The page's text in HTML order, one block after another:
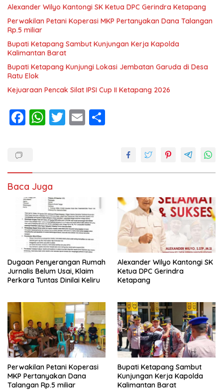
Alexander Wilyo Kantongi SK Ketua DPC Gerindra Ketapang
Perwakilan Petani Koperasi MKP Pertanyakan Dana Talangan
Rp.5 miliar
Bupati Ketapang Sambut Kunjungan Kerja Kapolda
Kalimantan Barat
Bupati Ketapang Kunjungi Lokasi Jembatan Garuda di Desa
Ratu Elok
Kejuaraan Pencak Silat IPSI Cup II Ketapang 2026
F
o
o
k
W
A
p
p
T E
Baca Juga
Dugaan Penyerangan Rumah
Jurnalis Belum Usai, Klaim
Perkara Tuntas Dinilai Keliru
Alexander Wilyo Kantongi SK
Ketua DPC Gerindra
Ketapang
Perwakilan Petani Koperasi
MKP Pertanyakan Dana
Talangan Rp.5 miliar
Bupati Ketapang Sambut
Kunjungan Kerja Kapolda
Kalimantan Barat